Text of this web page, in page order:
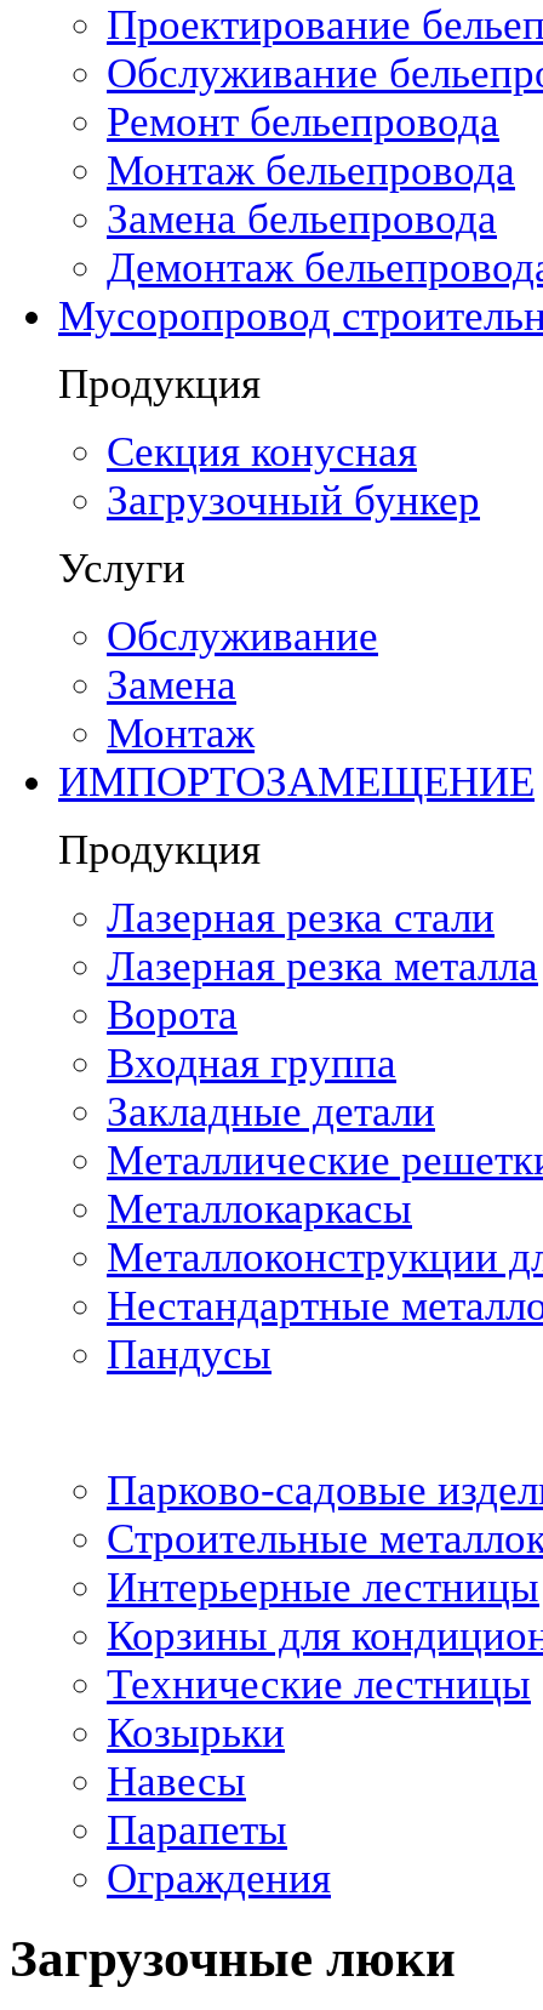
Проектирование
Обслуживание
Ремонт бельепровода
Монтаж бельепровода
Замена бельепровода
Демонтаж
Мусоропровод
Продукция
Секция конусная
Загрузочный бункер
Услуги
Обслуживание
Замена
Монтаж
ИМПОРТОЗАМЕЩЕНИЕ
Продукция
Лазерная резка стали
Лазерная резка металла
Ворота
Входная группа
Закладные детали
Металлические
Металлокаркасы
Металлоконструкции
Нестандартные
Пандусы
Парково-садовые
Строительные
Интерьерные лестницы
Корзины для
Технические лестницы
Козырьки
Навесы
Парапеты
Ограждения
Загрузочные люки